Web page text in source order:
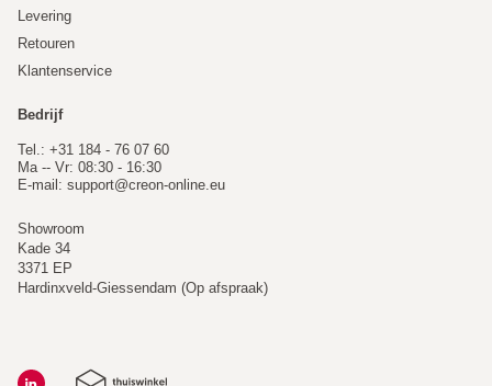
Levering
Retouren
Klantenservice
Bedrijf
Tel.: +31 184 - 76 07 60
Ma -- Vr: 08:30 - 16:30
E-mail: support@creon-online.eu
Showroom
Kade 34
3371 EP
Hardinxveld-Giessendam (Op afspraak)